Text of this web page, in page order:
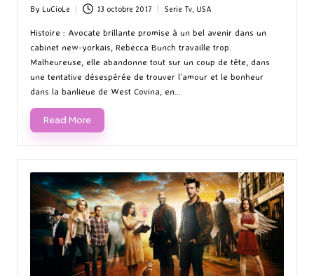
Posted
by
By LuCioLe 13 octobre 2017
Posted
Serie Tv, USA
Histoire : Avocate brillante promise à un bel avenir dans un
cabinet new-yorkais, Rebecca Bunch travaille trop.
Malheureuse, elle abandonne tout sur un coup de tête, dans
une tentative désespérée de trouver l’amour et le bonheur
dans la banlieue de West Covina, en…
Read More